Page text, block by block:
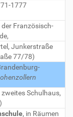
1777
der Französisch-
Junkerstraße
77/78)
Schulhaus,
, in Räumen